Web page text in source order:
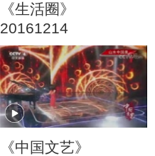
《生活圈》
20161214
《中国文艺》